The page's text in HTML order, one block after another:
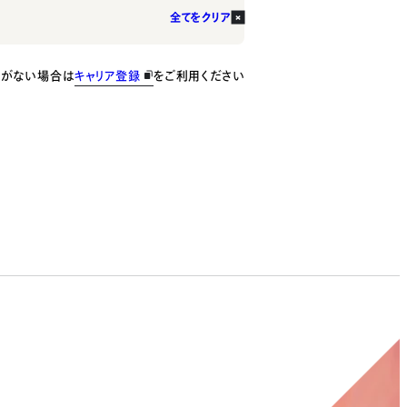
全てをクリア
ない場合はキャリア登録 をご利用ください